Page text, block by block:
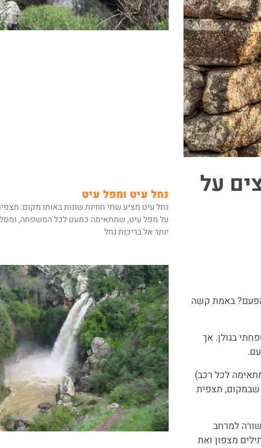
על
באמת קשה
בגולן. אך
עפר ברורה (המתאימה לכל רכב)
שבמקום, תצפית
למרחב
מצפון ואת
נחל עיט ומפל עיט
נחל עיט מציע שתי חוויות שונות באותו מקום:
על מפל עיט, שמתאימה כמעט לכל המשפחה,
יותר אל בריכות נחל